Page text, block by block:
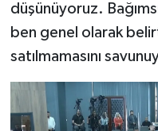
düşünüyoruz.
ben genel olarak
satılmamasını